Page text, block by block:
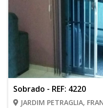
Sobrado - REF: 4220
JARDIM PETRAGLIA,